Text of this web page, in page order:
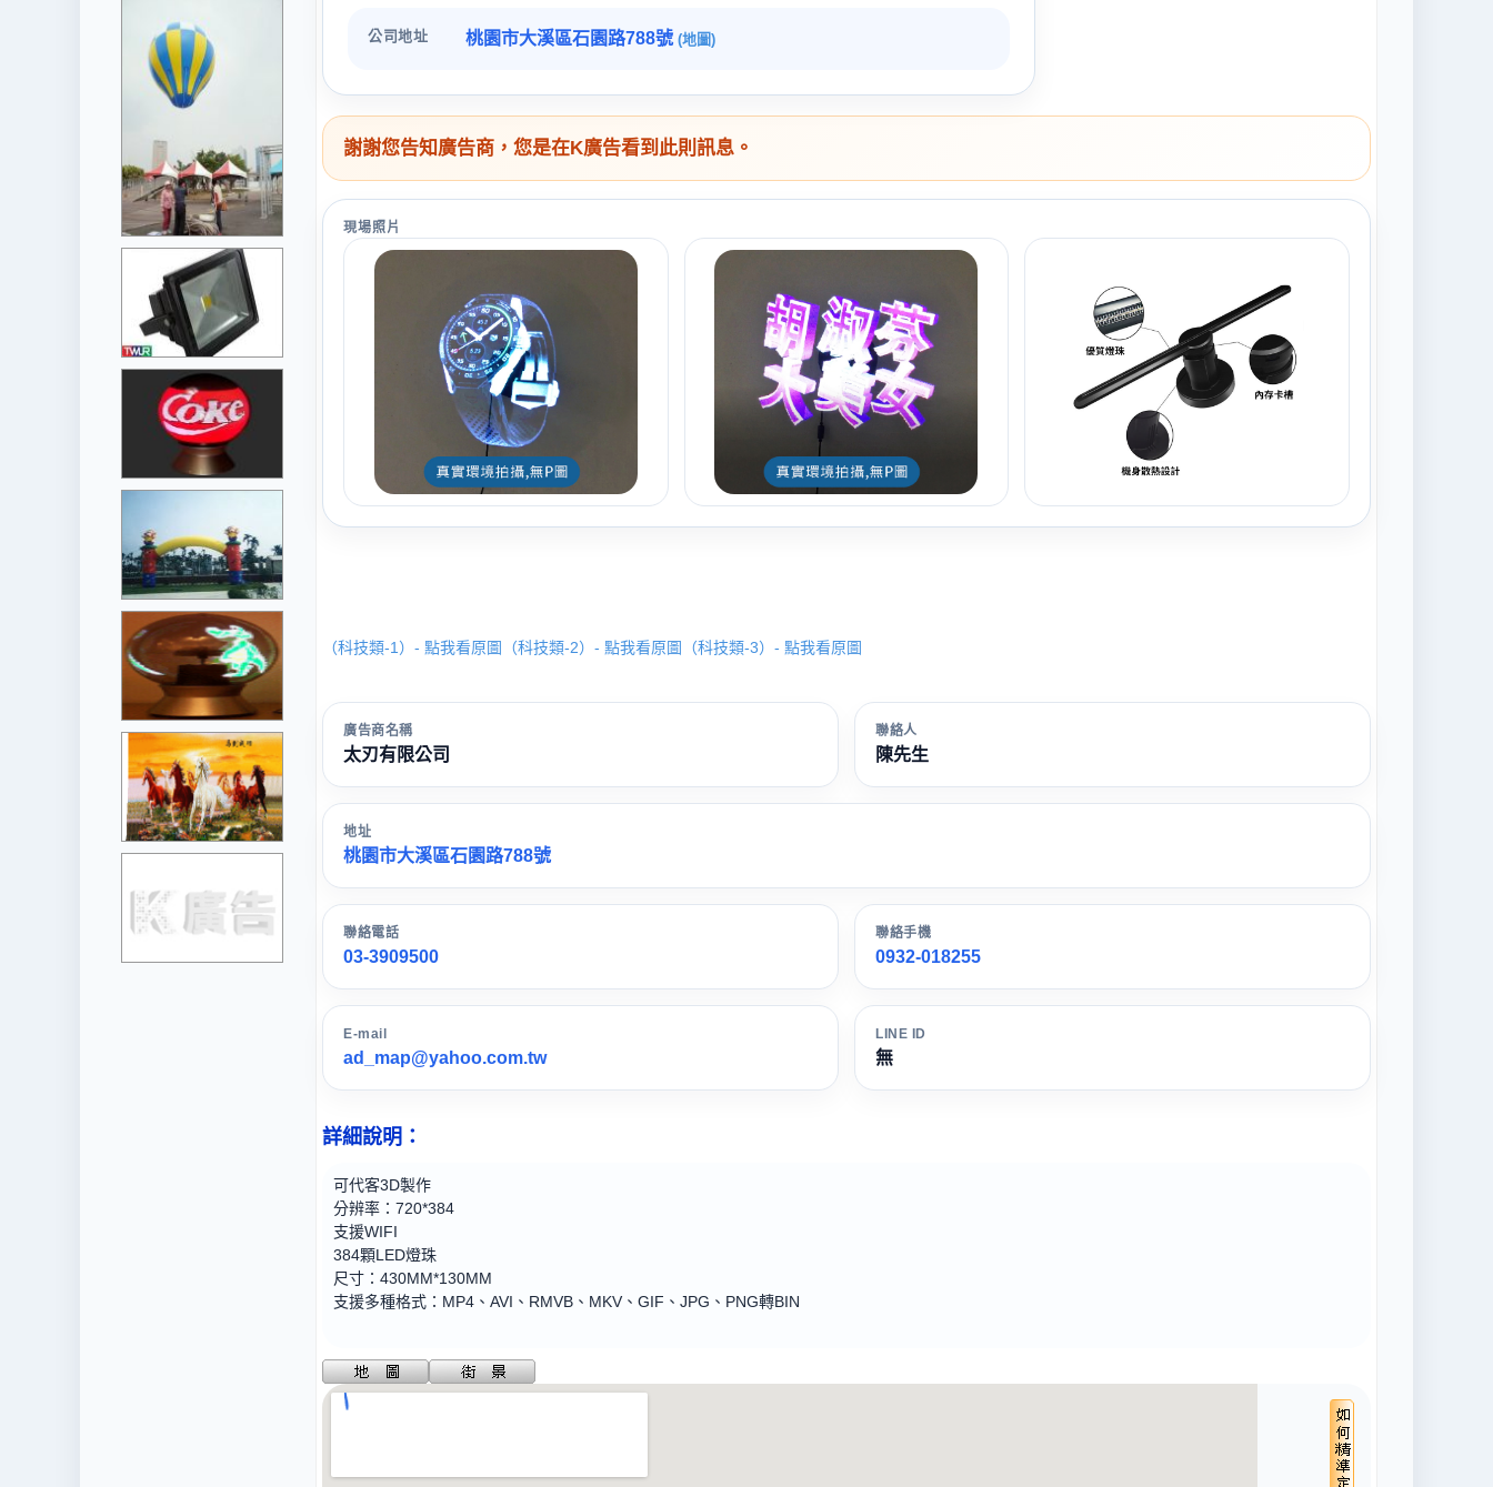
公司地址 桃園市大溪區石園路788號 (地圖)
謝謝您告知廣告商，您是在K廣告看到此則訊息。
現場照片
（科技類-1）- 點我看原圖 （科技類-2）- 點我看原圖 （科技類-3）- 點我看原圖
廣告商名稱
太刃有限公司
聯絡人
陳先生
地址
桃園市大溪區石園路788號
聯絡電話
03-3909500
聯絡手機
0932-018255
E-mail
ad_map@yahoo.com.tw
LINE ID
無
詳細說明：
可代客3D製作
分辨率：720*384
支援WIFI
384顆LED燈珠
尺寸：430MM*130MM
支援多種格式：MP4、AVI、RMVB、MKV、GIF、JPG、PNG轉BIN